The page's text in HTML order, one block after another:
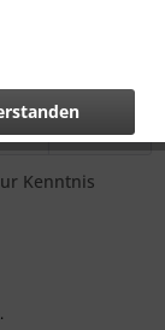
Artikel
Kenntnis